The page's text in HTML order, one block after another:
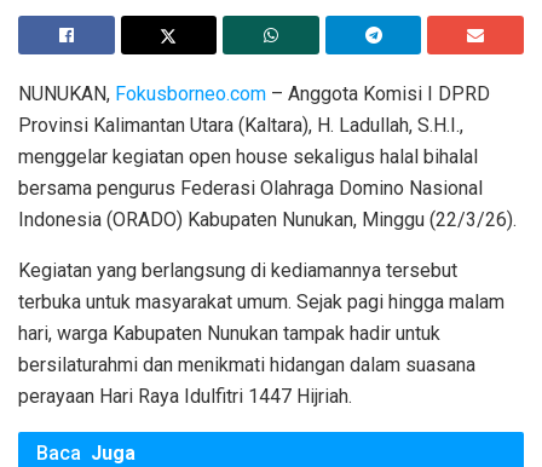
NUNUKAN, Fokusborneo.com – Anggota Komisi I DPRD
Provinsi Kalimantan Utara (Kaltara), H. Ladullah, S.H.I.,
menggelar kegiatan open house sekaligus halal bihalal
bersama pengurus Federasi Olahraga Domino Nasional
Indonesia (ORADO) Kabupaten Nunukan, Minggu (22/3/26).
Kegiatan yang berlangsung di kediamannya tersebut
terbuka untuk masyarakat umum. Sejak pagi hingga malam
hari, warga Kabupaten Nunukan tampak hadir untuk
bersilaturahmi dan menikmati hidangan dalam suasana
perayaan Hari Raya Idulfitri 1447 Hijriah.
Baca Juga